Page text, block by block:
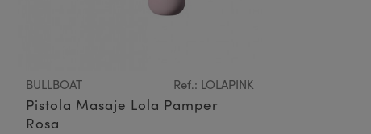
BULLBOAT Ref.: LOLAPINK
Pistola Masaje Lola Pamper
Rosa